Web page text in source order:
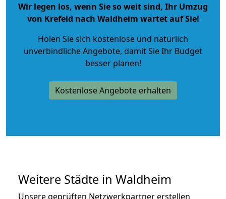
Wir legen los, wenn Sie so weit sind, Ihr Umzug
von Krefeld nach Waldheim wartet auf Sie!
Holen Sie sich kostenlose und natürlich
unverbindliche Angebote, damit Sie Ihr Budget
besser planen!
Kostenlose Angebote erhalten
Weitere Städte in Waldheim
Unsere geprüften Netzwerkpartner erstellen